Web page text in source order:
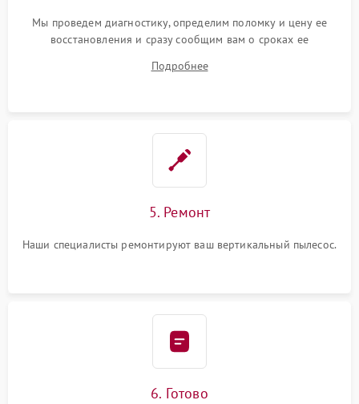
Мы проведем диагностику, определим поломку и цену ее
восстановления и сразу сообщим вам о сроках ее
Подробнее
5. Ремонт
Наши специалисты ремонтируют ваш вертикальный пылесос.
6. Готово